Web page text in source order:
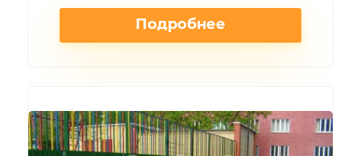
Подробнее